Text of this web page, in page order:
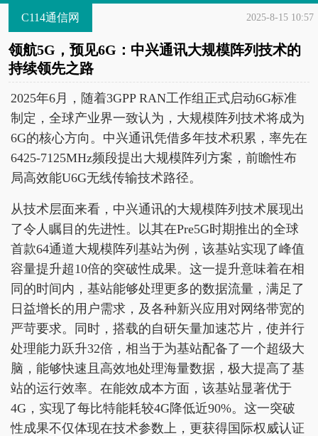
C114通信网 2025-8-15 10:57
领航5G，预见6G：中兴通讯大规模阵列技术的
持续领先之路
2025年6月，随着3GPP RAN工作组正式启动6G标准
制定，全球产业界一致认为，大规模阵列技术将成为
6G的核心方向。中兴通讯凭借多年技术积累，率先在
6425-7125MHz频段提出大规模阵列方案，前瞻性布
局高效能U6G无线传输技术路径。
从技术层面来看，中兴通讯的大规模阵列技术展现出
了令人瞩目的先进性。以其在Pre5G时期推出的全球
首款64通道大规模阵列基站为例，该基站实现了峰值
容量提升超10倍的突破性成果。这一提升意味着在相
同的时间内，基站能够处理更多的数据流量，满足了
日益增长的用户需求，及各种新兴应用对网络带宽的
严苛要求。同时，搭载的自研矢量加速芯片，使并行
处理能力跃升32倍，相当于为基站配备了一个超级大
脑，能够快速且高效地处理海量数据，极大提高了基
站的运行效率。在能效成本方面，该基站显著优于
4G，实现了每比特能耗较4G降低近90%。这一突破
性成果不仅体现在技术参数上，更获得国际权威认证